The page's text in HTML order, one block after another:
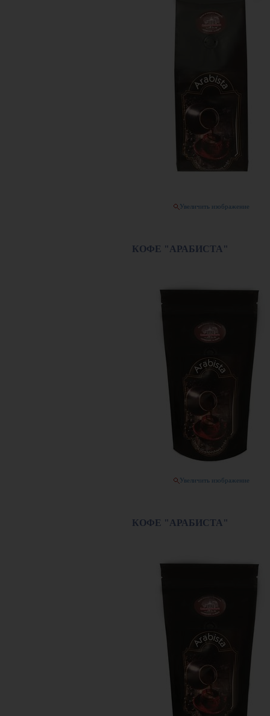
Увеличить изображение
КОФЕ "АРАБИСТА"
Увеличить изображение
КОФЕ "АРАБИСТА"